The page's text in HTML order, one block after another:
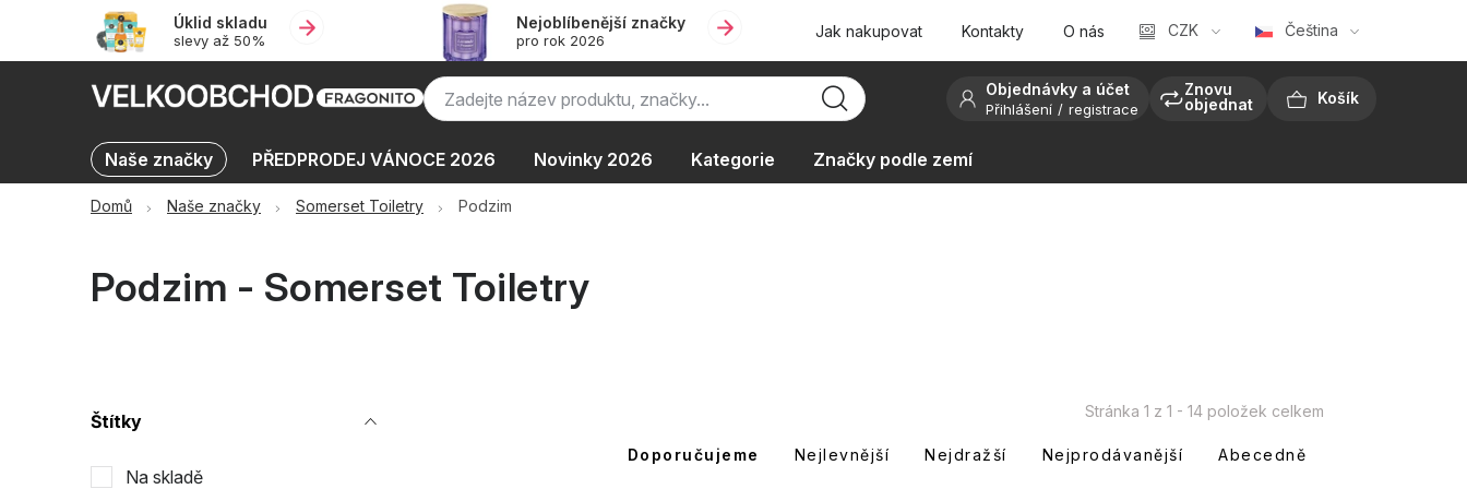
obsah
Úklid skladu
slevy až 50%
Nejoblíbenější značky
pro rok 2026 Jak nakupovat Kontakty O nás CZK Čeština
Objednávky a účet
Přihlášení registrace
Znovu
objednat
Naše značky PŘEDPRODEJ VÁNOCE 2026 Novinky 2026 Kategorie Značky podle zemí
Výprodej skladu až -50 % KATALOGY Oblíbené kolekce
Domů Naše značky Somerset Toiletry Podzim
Podzim - Somerset Toiletry
P
Štítky
Na skladě
Stránka 1 z 1 - 14 položek celkem
ŘDoporučujeme Nejlevnější Nejdražší Nejprodávanější Abecedně